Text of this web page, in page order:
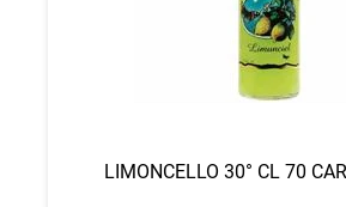
LIMONCELLO 30° CL 70